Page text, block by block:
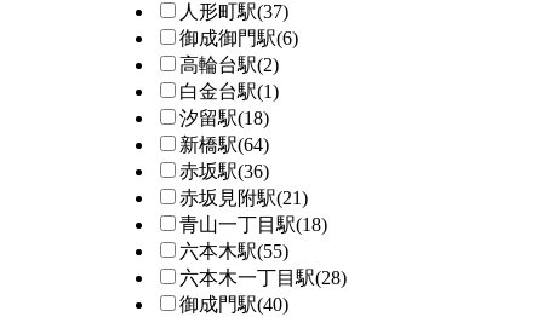
人形町駅(37)
御成御門駅(6)
高輪台駅(2)
白金台駅(1)
汐留駅(18)
新橋駅(64)
赤坂駅(36)
赤坂見附駅(21)
青山一丁目駅(18)
六本木駅(55)
六本木一丁目駅(28)
御成門駅(40)